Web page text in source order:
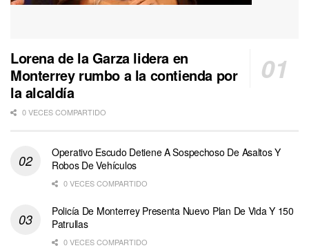
Lorena de la Garza lidera en
Monterrey rumbo a la contienda por
la alcaldía
0 VECES COMPARTIDO
Operativo Escudo Detiene A Sospechoso De Asaltos Y
Robos De Vehículos
0 VECES COMPARTIDO
Policía De Monterrey Presenta Nuevo Plan De Vida Y 150
Patrullas
0 VECES COMPARTIDO